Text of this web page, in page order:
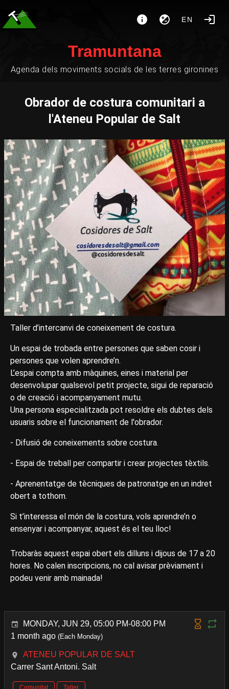
EN
Tramuntana
Agenda dels moviments socials de les terres gironines
Obrador de costura comunitari a
l'Ateneu Popular de Salt
Taller d’intercanvi de coneixement de costura.
Un espai de trobada entre persones que saben cosir i
persones que volen aprendre’n.
L’espai compta amb màquines, eines i material per
desenvolupar qualsevol petit projecte, sigui de reparació
o de creació i acompanyament mutu.
Una persona especialitzada pot resoldre els dubtes dels
usuaris sobre el funcionament de l'obrador.
- Difusió de coneixements sobre costura.
- Espai de treball per compartir i crear projectes tèxtils.
- Aprenentatge de tècniques de patronatge en un indret
obert a tothom.
Si t’interessa el món de la costura, vols aprendre’n o
ensenyar i acompanyar, aquest és el teu lloc!
Trobaràs aquest espai obert els dilluns i dijous de 17 a 20
hores. No calen inscripcions, no cal avisar prèviament i
podeu venir amb mainada!
MONDAY, JUN 29, 05:00 PM-08:00 PM
1 month ago (Each Monday)
ATENEU POPULAR DE SALT
Carrer Sant Antoni. Salt
Comunitat Taller